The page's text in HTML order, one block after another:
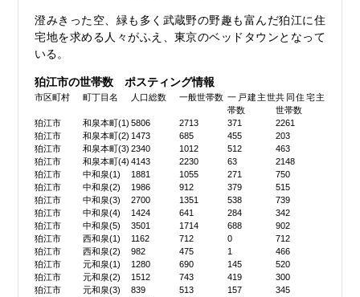
澄みきった空、緑も多く武蔵野の野趣も富んだ狛江に住
宅地を求める人々がふえ、東京のベッドタウンとなって
いる。
狛江市の世帯数 ポスティング情報
市区町村 町丁目名 人口総数 一般世帯数 一戸建主世
帯数
共同住宅主
世帯数
狛江市
和泉本町(1) 5806 2713 371
2261
狛江市
和泉本町(2) 1473 685 455
203
狛江市
和泉本町(3) 2340 1012 512
463
狛江市
和泉本町(4) 4143 2230 63
2148
狛江市
中和泉(1) 1881 1055 271
750
狛江市
中和泉(2) 1986 912 379
515
狛江市
中和泉(3) 2700 1351 538
739
狛江市
中和泉(4) 1424 641 284
342
狛江市
中和泉(5) 3501 1714 688
902
狛江市
西和泉(1) 1162 712 0
712
狛江市
西和泉(2) 982 475 1
466
狛江市
元和泉(1) 1280 690 145
520
狛江市
元和泉(2) 1512 743 419
300
狛江市
元和泉(3) 839 513 157
345